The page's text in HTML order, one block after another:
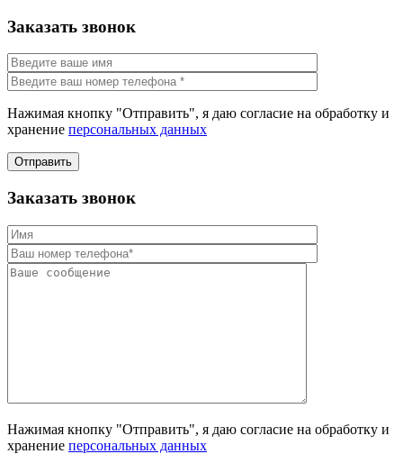
Заказать звонок
Нажимая кнопку "Отправить", я даю согласие на обработку и
хранение персональных данных
Отправить
Заказать звонок
Нажимая кнопку "Отправить", я даю согласие на обработку и
хранение персональных данных